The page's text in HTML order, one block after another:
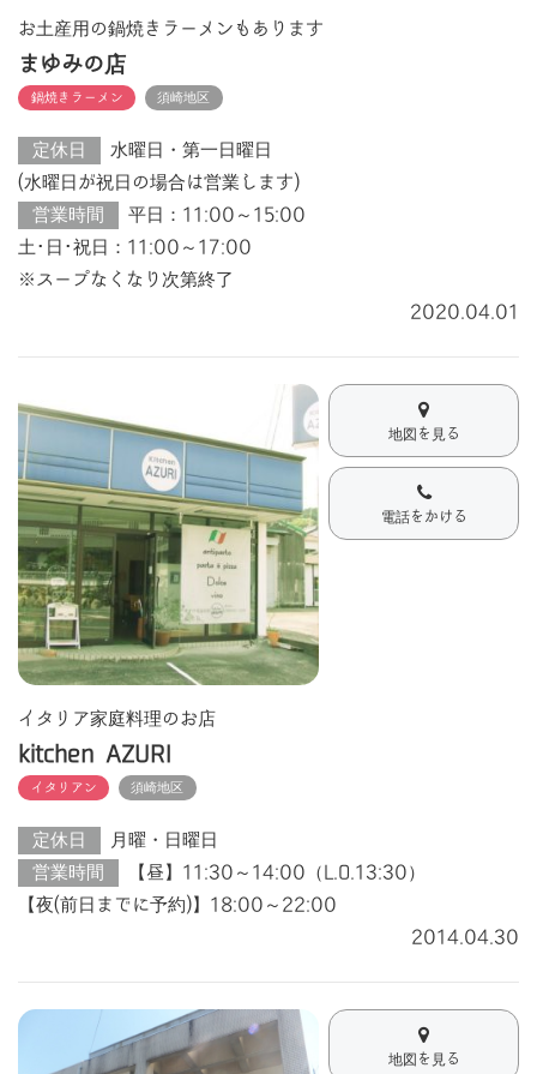
お土産用の鍋焼きラーメンもあります
まゆみの店
鍋焼きラーメン 須崎地区
定休日
水曜日・第一日曜日
(水曜日が祝日の場合は営業します)
営業時間
平日：11:00～15:00
土･日･祝日：11:00～17:00
※スープなくなり次第終了
2020.04.01
地図を見る
電話をかける
イタリア家庭料理のお店
kitchen AZURI
イタリアン 須崎地区
定休日
月曜・日曜日
営業時間
【昼】11:30～14:00（L.O.13:30）
【夜(前日までに予約)】18:00～22:00
2014.04.30
地図を見る